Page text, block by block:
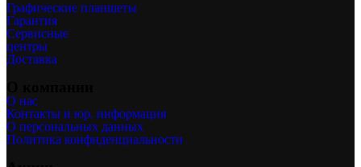
Графические планшеты
Гарантия
Сервисные
центры
Доставка
О нас
Контакты и юр. информация
О персональных данных
Политика конфиденциальности